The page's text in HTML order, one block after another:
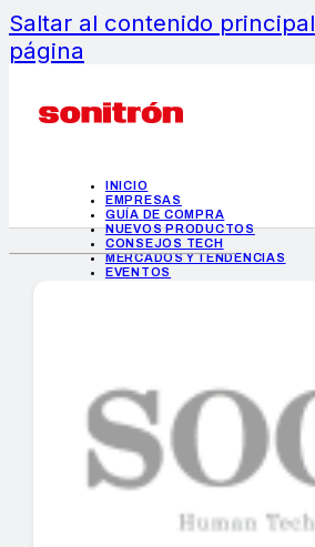
Saltar al contenido principal
página
INICIO
EMPRESAS
GUÍA DE COMPRA
NUEVOS PRODUCTOS
CONSEJOS TECH
MERCADOS Y TENDENCIAS
EVENTOS
INICIO
EMPRESAS
GUÍA DE COMPRA